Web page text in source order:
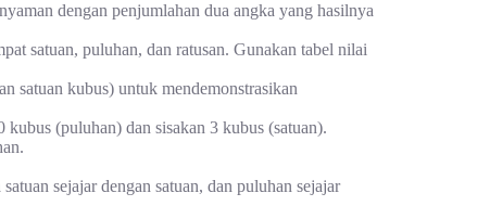
dengan penjumlahan dua angka yang hasilnya
satuan, puluhan, dan ratusan. Gunakan tabel nilai
satuan kubus) untuk mendemonstrasikan
(puluhan) dan sisakan 3 kubus (satuan).
sejajar dengan satuan, dan puluhan sejajar